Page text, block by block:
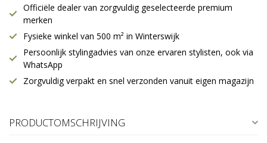
Officiële dealer van zorgvuldig geselecteerde premium
merken
Fysieke winkel van 500 m² in Winterswijk
Persoonlijk stylingadvies van onze ervaren stylisten, ook via
WhatsApp
Zorgvuldig verpakt en snel verzonden vanuit eigen magazijn
PRODUCTOMSCHRIJVING